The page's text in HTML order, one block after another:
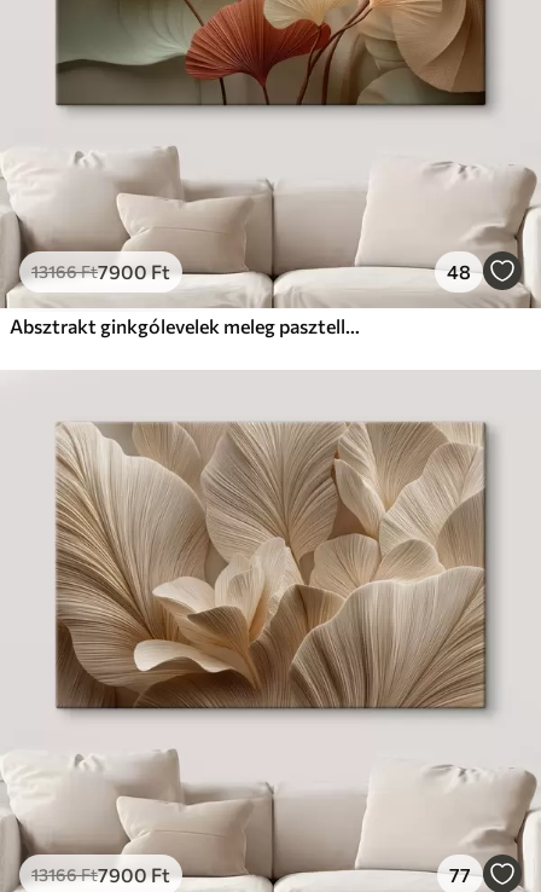
13166Ft7900Ft 48
Absztrakt ginkgólevelek meleg pasztell színekben
13166Ft7900 Ft 77